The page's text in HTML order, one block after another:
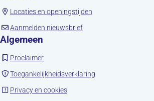
Locaties en openingstijden
Aanmelden nieuwsbrief(opent in nieuw tabblad)
Algemeen
Proclaimer(opent in nieuw tabblad)
Toegankelijkheidsverklaring
Privacy en cookies(opent in nieuw tabblad)